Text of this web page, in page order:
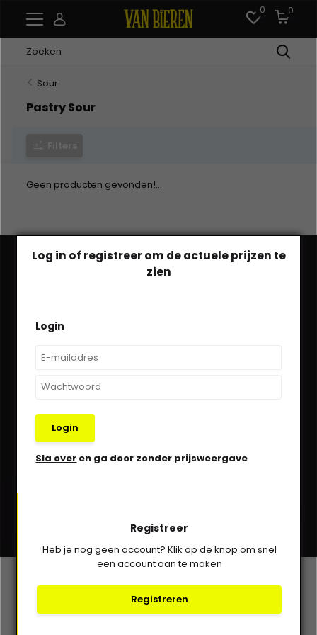
0 0
Log in of registreer om de actuele prijzen te
zien
Login
Login
Sla over en ga door zonder prijsweergave
Registreer
Heb je nog geen account? Klik op de knop om snel
een account aan te maken
Registreren
Sour
Pastry Sour
Geen producten gevonden!...
We helpen je graag via Whatsapp!
Kom in contact!
030-6332929
verkoop@vanbieren.nl
* Lees hier de wettelijke beperkingen
Klantenservice